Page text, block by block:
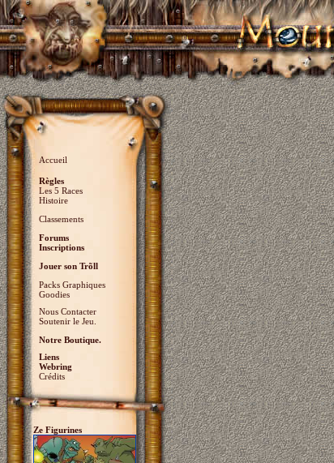
Accueil
Règles
Les 5 Races
Histoire
Classements
Forums
Inscriptions
Jouer son Trõll
Packs Graphiques
Goodies
Nous Contacter
Soutenir le Jeu.
Notre Boutique.
Liens
Webring
Crédits
Ze Figurines